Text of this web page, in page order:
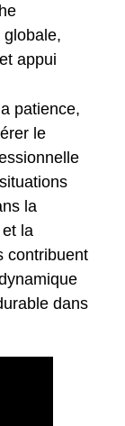
globale,
appui
patience,
le
la
la
contribuent
dans